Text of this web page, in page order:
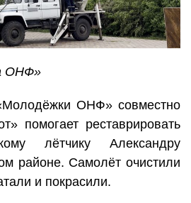
ОНФ»
ОНФ» совместно
помогает реставрировать
лётчику Александру
районе. Самолёт очистили
и покрасили.